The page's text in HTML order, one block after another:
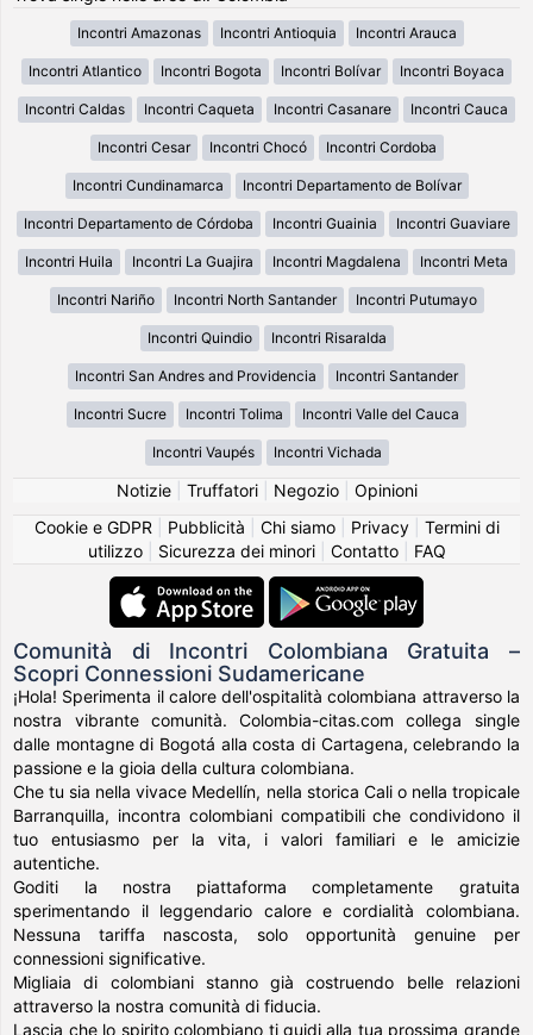
Incontri Amazonas Incontri Antioquia Incontri Arauca
Incontri Atlantico Incontri Bogota Incontri Bolívar Incontri Boyaca
Incontri Caldas Incontri Caqueta Incontri Casanare Incontri Cauca
Incontri Cesar Incontri Chocó Incontri Cordoba
Incontri Cundinamarca Incontri Departamento de Bolívar
Incontri Departamento de Córdoba Incontri Guainia Incontri Guaviare
Incontri Huila Incontri La Guajira Incontri Magdalena Incontri Meta
Incontri Nariño Incontri North Santander Incontri Putumayo
Incontri Quindio Incontri Risaralda
Incontri San Andres and Providencia Incontri Santander
Incontri Sucre Incontri Tolima Incontri Valle del Cauca
Incontri Vaupés Incontri Vichada
Notizie| Truffatori| Negozio| Opinioni
Cookie e GDPR
Pubblicità Chi siamo| Privacy| Termini di
utilizzo| Sicurezza dei minori| Contatto| FAQ
Comunità di Incontri Colombiana Gratuita –
Scopri Connessioni Sudamericane
¡Hola! Sperimenta il calore dell'ospitalità colombiana attraverso la
nostra vibrante comunità. Colombia-citas.com collega single
dalle montagne di Bogotá alla costa di Cartagena, celebrando la
passione e la gioia della cultura colombiana.
Che tu sia nella vivace Medellín, nella storica Cali o nella tropicale
Barranquilla, incontra colombiani compatibili che condividono il
tuo entusiasmo per la vita, i valori familiari e le amicizie
autentiche.
Goditi la nostra piattaforma completamente gratuita
sperimentando il leggendario calore e cordialità colombiana.
Nessuna tariffa nascosta, solo opportunità genuine per
connessioni significative.
Migliaia di colombiani stanno già costruendo belle relazioni
attraverso la nostra comunità di fiducia.
Lascia che lo spirito colombiano ti guidi alla tua prossima grande